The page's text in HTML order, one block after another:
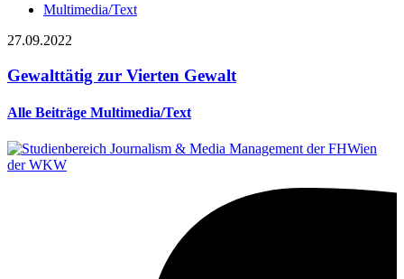
Multimedia/Text
27.09.2022
Gewalttätig zur Vierten Gewalt
Alle Beiträge Multimedia/Text